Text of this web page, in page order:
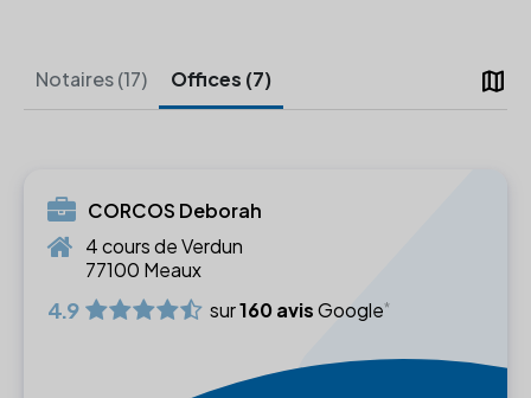
map
Notaires (17) Offices (7)
CORCOS Deborah
4 cours de Verdun
77100 Meaux
4.9 sur160 avisGoogle